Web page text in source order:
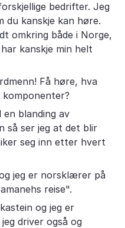
bedrifter. Jeg
du kanskje kan høre.
omkring både i Norge,
kanskje min helt
Få høre, hva
komponenter?
blanding av
så ser jeg at det blir
seg inn etter hvert
jeg er norsklærer på
reise".
og jeg er
driver også og